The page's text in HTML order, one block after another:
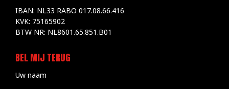
IBAN: NL33 RABO 017.08.66.416
KVK: 75165902
BTW NR: NL8601.65.851.B01
BEL MIJ TERUG
Uw naam